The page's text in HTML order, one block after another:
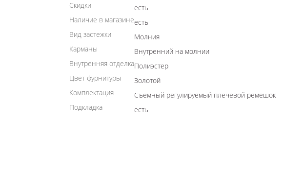
Скидки
есть
Наличие в магазинеесть
Вид застежки
Молния
Карманы
Внутренний на молнии
Внутренняя отделкаПолиэстер
Цвет фурнитуры
Золотой
Комплектация
Съемный регулируемый плечевой ремешок
Подкладка
есть